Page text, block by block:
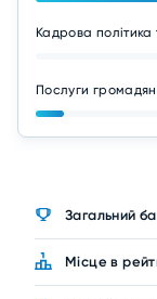
Кадрова політика
Послуги
Загальний
Місце в